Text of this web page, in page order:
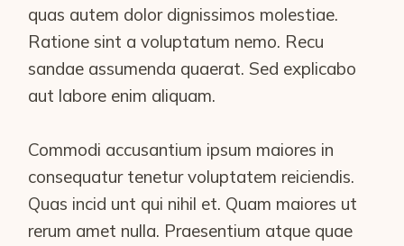
quas autem dolor dignissimos molestiae.
Ratione sint a voluptatum nemo. Recu
sandae assumenda quaerat. Sed explicabo
aut labore enim aliquam.
Commodi accusantium ipsum maiores in
consequatur tenetur voluptatem reiciendis.
Quas incid unt qui nihil et. Quam maiores ut
rerum amet nulla. Praesentium atque quae